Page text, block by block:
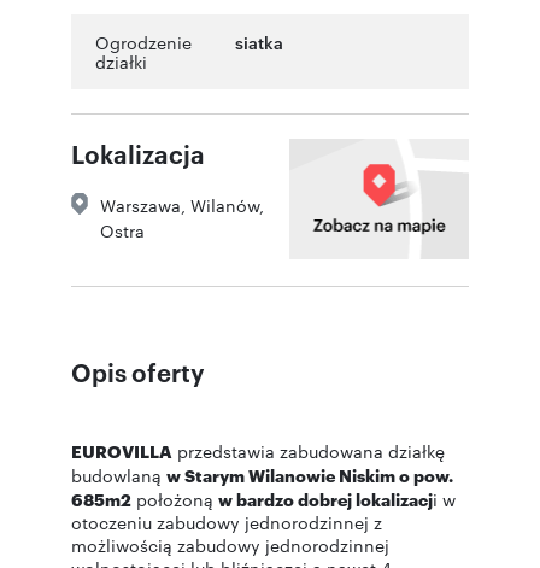
Ogrodzenie
działki
siatka
Lokalizacja
Warszawa Wilanów,
Ostra
Opis oferty
EUROVILLA przedstawia zabudowana działkę
budowlaną w Starym Wilanowie Niskim o pow.
685m2 położoną w bardzo dobrej lokalizacji w
otoczeniu zabudowy jednorodzinnej z
możliwością zabudowy jednorodzinnej